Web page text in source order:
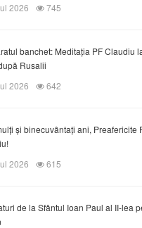
2026
745
banchet: Meditația PF Claudiu
Rusalii
2026
642
și binecuvântați ani, Preafericite
2026
615
de la Sfântul Ioan Paul al II-lea